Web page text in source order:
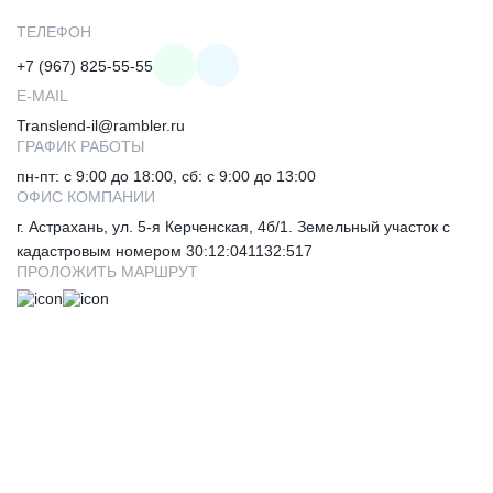
ТЕЛЕФОН
+7 (967) 825-55-55
E-MAIL
Translend-il@rambler.ru
ГРАФИК РАБОТЫ
пн-пт: с 9:00 до 18:00, сб: с 9:00 до 13:00
ОФИС КОМПАНИИ
г. Астрахань, ул. 5-я Керченская, 4б/1. Земельный участок с
кадастровым номером 30:12:041132:517
ПРОЛОЖИТЬ МАРШРУТ